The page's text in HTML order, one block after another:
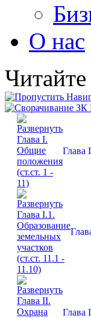
О нас
Глава
Глава